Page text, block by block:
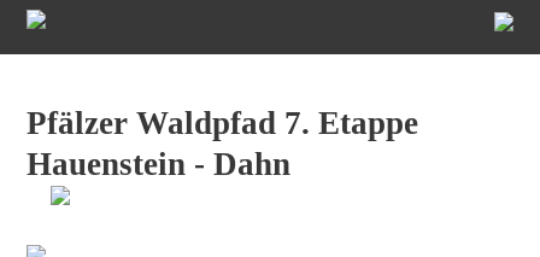
Pfälzer Waldpfad 7. Etappe
Hauenstein - Dahn